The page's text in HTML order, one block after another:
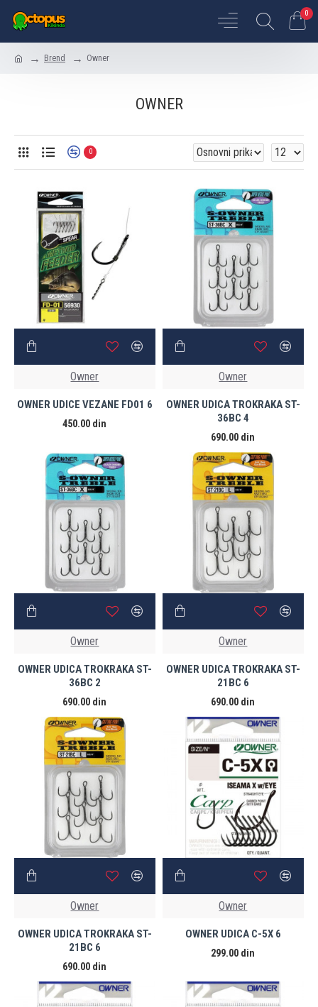
0
Brend Owner
OWNER
0
Owner
OWNER UDICE VEZANE FD01 6
450.00 din
Owner
OWNER UDICA TROKRAKA ST-
36BC 4
690.00 din
Owner
OWNER UDICA TROKRAKA ST-
36BC 2
690.00 din
Owner
OWNER UDICA TROKRAKA ST-
21BC 6
690.00 din
Owner
OWNER UDICA TROKRAKA ST-
21BC 6
690.00 din
Owner
OWNER UDICA C-5X 6
299.00 din